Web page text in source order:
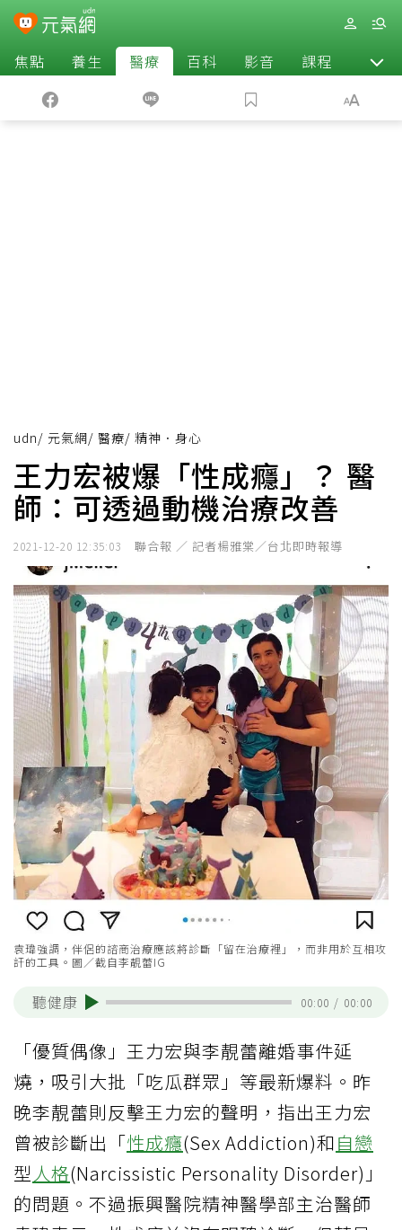
焦點 養生 醫療 百科 影音 課程 退休
udn/ 元氣網/ 醫療/ 精神．身心
王力宏被爆「性成癮」？ 醫
師：可透過動機治療改善
2021-12-20 12:35:03 聯合報 ／ 記者楊雅棠／台北即時報導
袁瑋強調，伴侶的諮商治療應該將診斷「留在治療裡」，而非用於互相攻
訐的工具。圖／截自李靚蕾IG
聽健康 00:00 / 00:00
「優質偶像」王力宏與李靚蕾離婚事件延
燒，吸引大批「吃瓜群眾」等最新爆料。昨
晚李靚蕾則反擊王力宏的聲明，指出王力宏
曾被診斷出「性成癮(Sex Addiction)和自戀
型 人格(Narcissistic Personality Disorder)」
的問題。不過振興醫院精神醫學部主治醫師